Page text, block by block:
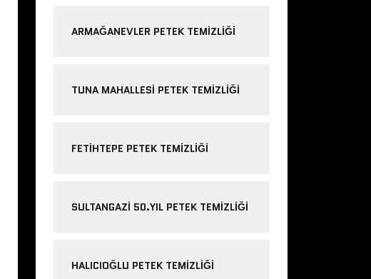
ARMAĞANEVLER PETEK TEMIZLIĞI
TUNA MAHALLESI PETEK TEMIZLIĞI
FETIHTEPE PETEK TEMIZLIĞI
SULTANGAZI 50.YIL PETEK TEMIZLIĞI
HALICIOĞLU PETEK TEMIZLIĞI